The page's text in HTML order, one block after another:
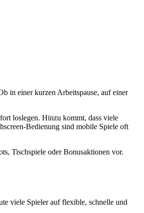
in einer kurzen Arbeitspause, auf einer
loslegen. Hinzu kommt, dass viele
Bedienung sind mobile Spiele oft
Tischspiele oder Bonusaktionen vor.
viele Spieler auf flexible, schnelle und